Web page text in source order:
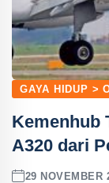
GAYA HIDUP >
Kemenhub
A320 dari
29 NOVEMBER